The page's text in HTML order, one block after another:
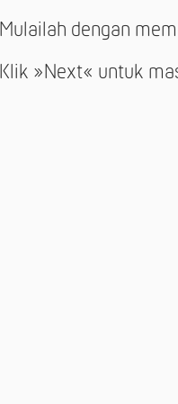
Mulailah dengan
Klik »Next« untuk